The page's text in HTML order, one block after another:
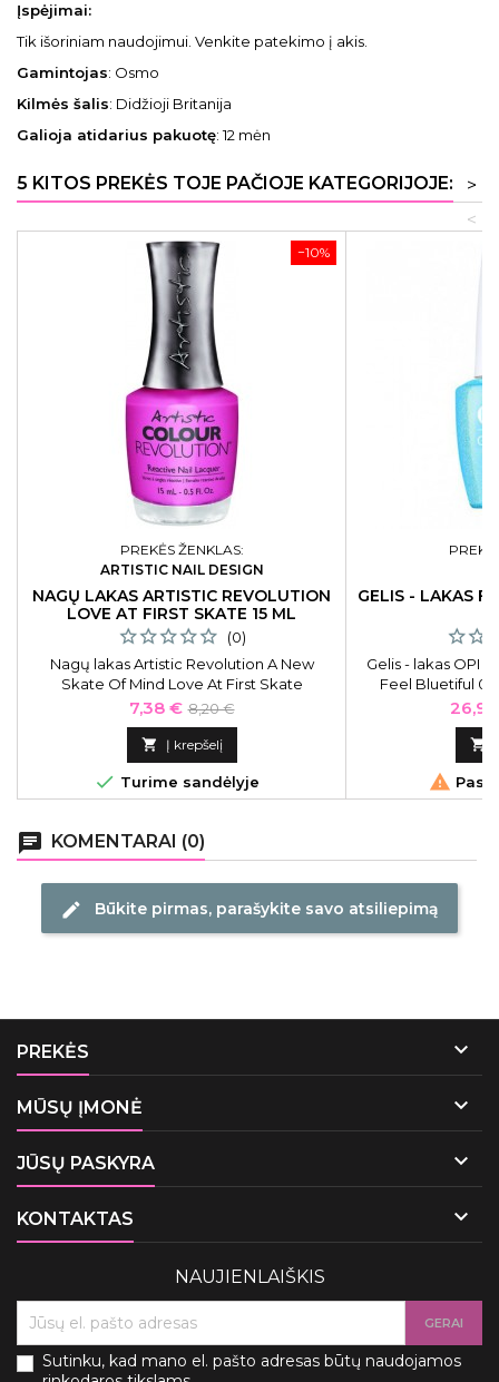
Įspėjimai:
Tik išoriniam naudojimui. Venkite patekimo į akis.
Gamintojas: Osmo
Kilmės šalis: Didžioji Britanija
Galioja atidarius pakuotę: 12 mėn
5 KITOS PREKĖS TOJE PAČIOJE KATEGORIJOJE:
>
<
−10%
PREKĖS ŽENKLAS:
ARTISTIC NAIL DESIGN
NAGŲ LAKAS ARTISTIC REVOLUTION
LOVE AT FIRST SKATE 15 ML
(0)
Nagų lakas Artistic Revolution A New
Skate Of Mind Love At First Skate
ART2300095, 15 ml
Kaina
7,38 € Bazinė
kaina
8,20 €
 Į krepšelį
 Turime sandėlyje
GELIS - LAKAS
Gelis - lakas OPI
Feel Bluetiful
Kaina


chat KOMENTARAI (0)
edit Būkite pirmas, parašykite savo atsiliepimą
PREKĖS 
MŪSŲ ĮMONĖ 
JŪSŲ PASKYRA 
KONTAKTAS 
NAUJIENLAIŠKIS
Sutinku, kad mano el. pašto adresas būtų naudojamos